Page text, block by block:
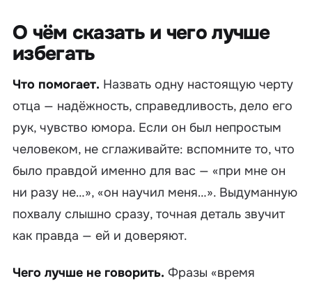
О чём сказать и чего лучше
избегать
Что помогает. Назвать одну настоящую черту
отца — надёжность, справедливость, дело его
рук, чувство юмора. Если он был непростым
человеком, не сглаживайте: вспомните то, что
было правдой именно для вас — «при мне он
ни разу не…», «он научил меня…». Выдуманную
похвалу слышно сразу, точная деталь звучит
как правда — ей и доверяют.
Чего лучше не говорить. Фразы «время